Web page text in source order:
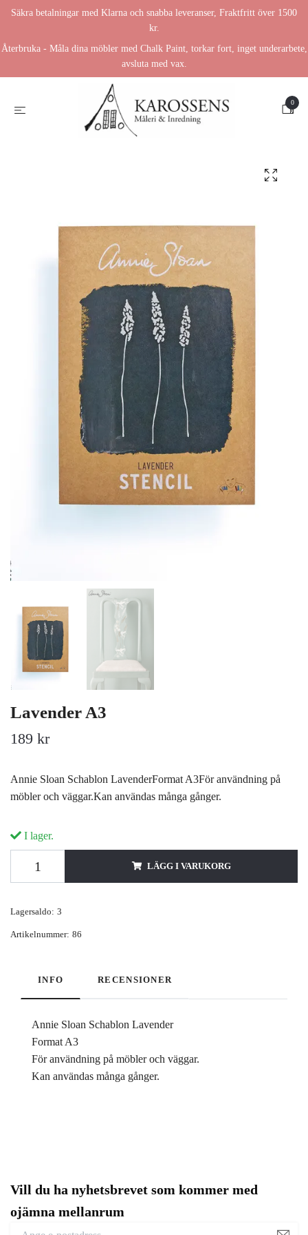
Säkra betalningar med Klarna och snabba leveranser, Fraktfritt över 1500
kr.
Återbruka - Måla dina möbler med Chalk Paint, torkar fort, inget underarbete,
avsluta med vax.
0
Lavender A3
189 kr
Annie Sloan Schablon LavenderFormat A3För användning på
möbler och väggar.Kan användas många gånger.
I lager.
LÄGG I VARUKORG
Lagersaldo: 3
Artikelnummer: 86
INFO RECENSIONER
Annie Sloan Schablon Lavender
Format A3
För användning på möbler och väggar.
Kan användas många gånger.
Vill du ha nyhetsbrevet som kommer med
ojämna mellanrum